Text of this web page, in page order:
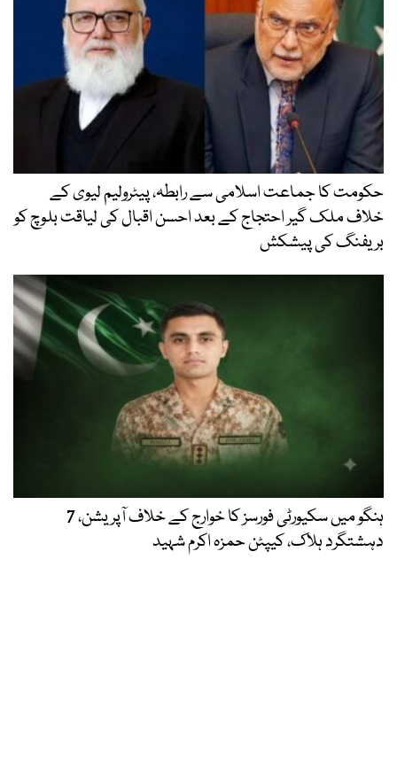
حکومت کا جماعت اسلامی سے رابطہ، پیٹرولیم لیوی کے
خلاف ملک گیر احتجاج کے بعد احسن اقبال کی لیاقت بلوچ کو
بریفنگ کی پیشکش
ہنگو میں سکیورٹی فورسز کا خوارج کے خلاف آپریشن، 7
دہشتگرد ہلاک، کیپٹن حمزہ اکرم شہید